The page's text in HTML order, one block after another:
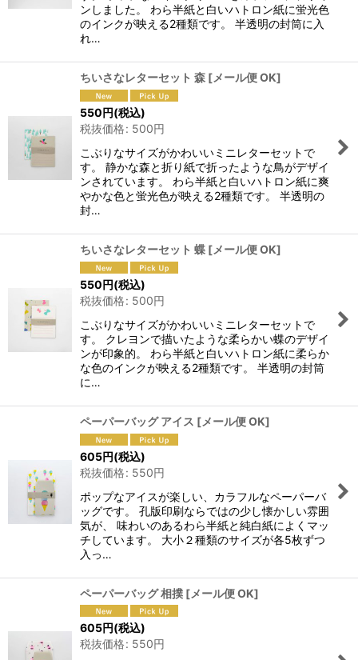
ンしました。 わら半紙と白いハトロン紙に蛍光色
のインクが映える2種類です。 半透明の封筒に入
れ…
ちいさなレターセット 森 [メール便 OK]
550円(税込)
税抜価格: 500円
こぶりなサイズがかわいいミニレターセットで
す。 静かな森と折り紙で折ったような鳥がデザイ
ンされています。 わら半紙と白いハトロン紙に爽
やかな色と蛍光色が映える2種類です。 半透明の
封…
ちいさなレターセット 蝶 [メール便 OK]
550円(税込)
税抜価格: 500円
こぶりなサイズがかわいいミニレターセットで
す。 クレヨンで描いたような柔らかい蝶のデザイ
ンが印象的。 わら半紙と白いハトロン紙に柔らか
な色のインクが映える2種類です。 半透明の封筒
に…
ペーパーバッグ アイス [メール便 OK]
605円(税込)
税抜価格: 550円
ポップなアイスが楽しい、カラフルなペーパーバ
ッグです。 孔版印刷ならではの少し懐かしい雰囲
気が、 味わいのあるわら半紙と純白紙によくマッ
チしています。 大小２種類のサイズが各5枚ずつ
入っ…
ペーパーバッグ 相撲 [メール便 OK]
605円(税込)
税抜価格: 550円